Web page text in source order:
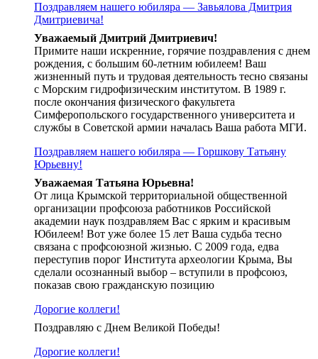
Поздравляем нашего юбиляра — Завьялова Дмитрия
Дмитриевича!
Уважаемый Дмитрий Дмитриевич!
Примите наши искренние, горячие поздравления с днем
рождения, с большим 60-летним юбилеем! Ваш
жизненный путь и трудовая деятельность тесно связаны
с Морским гидрофизическим институтом. В 1989 г.
после окончания физического факультета
Симферопольского государственного университета и
службы в Советской армии началась Ваша работа МГИ.
Поздравляем нашего юбиляра — Горшкову Татьяну
Юрьевну!
Уважаемая Татьяна Юрьевна!
От лица Крымской территориальной общественной
организации профсоюза работников Российской
академии наук поздравляем Вас с ярким и красивым
Юбилеем! Вот уже более 15 лет Ваша судьба тесно
связана с профсоюзной жизнью. С 2009 года, едва
переступив порог Института археологии Крыма, Вы
сделали осознанный выбор – вступили в профсоюз,
показав свою гражданскую позицию
Дорогие коллеги!
Поздравляю с Днем Великой Победы!
Дорогие коллеги!